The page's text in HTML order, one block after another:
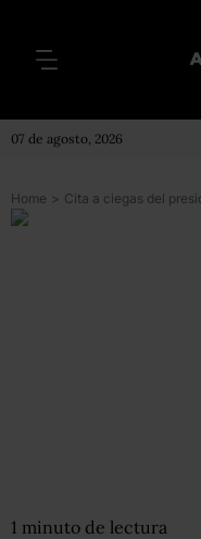
07 de agosto, 2026
Home >
1 minuto de lectura